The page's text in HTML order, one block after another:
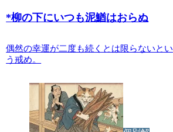
*柳の下にいつも泥鰌はおらぬ
偶然の幸運が二度も続くとは限らないとい
う戒め。